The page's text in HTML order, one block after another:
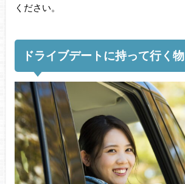
ください。
ドライブデートに持って行く物